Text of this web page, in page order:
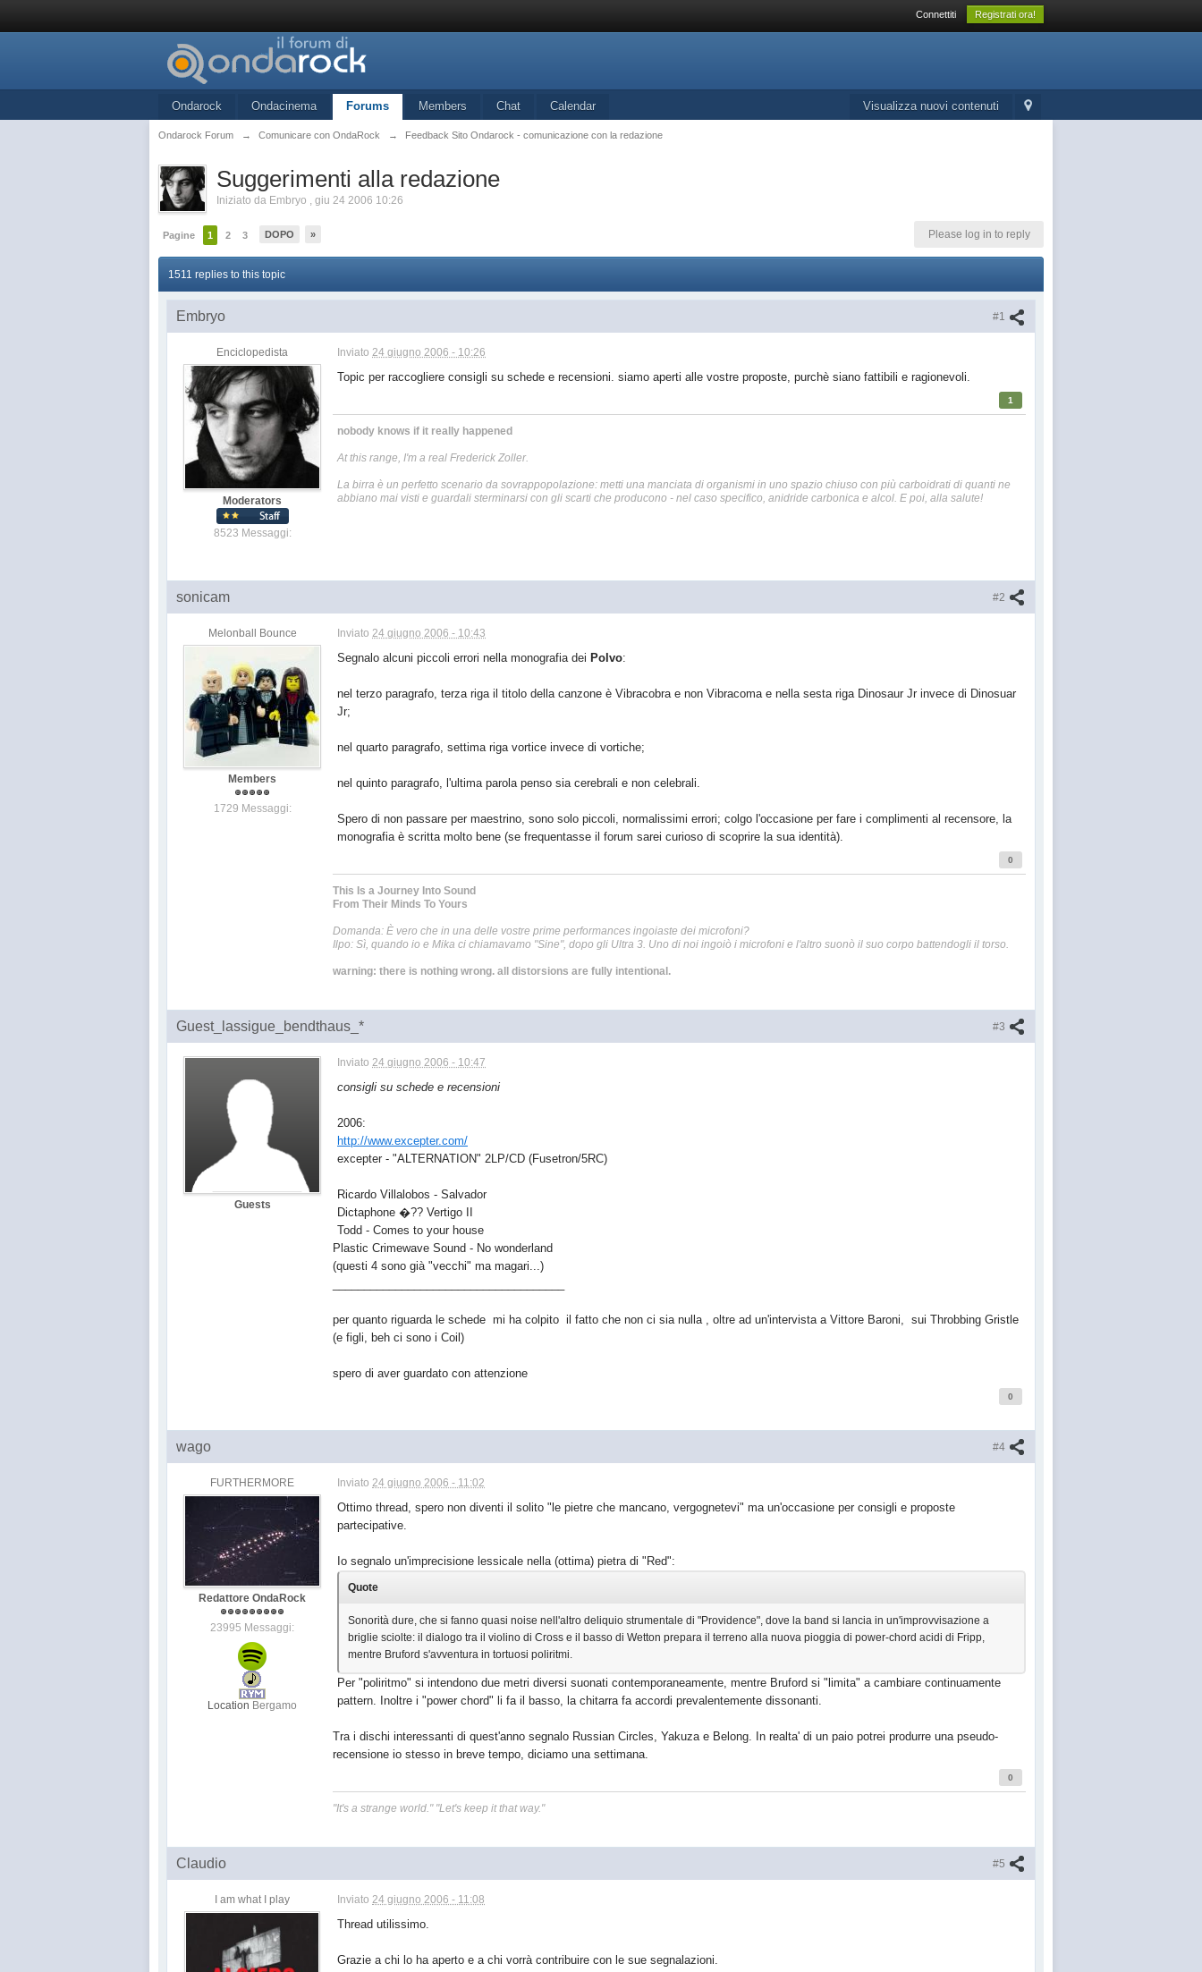
Connettiti Registrati ora!
Visualizza nuovi contenuti
Ondarock Ondacinema Forums Members Chat Calendar
Ondarock Forum → Comunicare con OndaRock → Feedback Sito Ondarock - comunicazione con la redazione
Suggerimenti alla redazione
Iniziato da Embryo , giu 24 2006 10:26
Pagine 1 2 3 DOPO » Please log in to reply
1511 replies to this topic
#1
Embryo
Enciclopedista
Moderators
8523 Messaggi:
Inviato 24 giugno 2006 - 10:26
Topic per raccogliere consigli su schede e recensioni. siamo aperti alle vostre proposte, purchè siano fattibili e ragionevoli.
1
nobody knows if it really happened
At this range, I'm a real Frederick Zoller.
La birra è un perfetto scenario da sovrappopolazione: metti una manciata di organismi in uno spazio chiuso con più carboidrati di quanti ne
abbiano mai visti e guardali sterminarsi con gli scarti che producono - nel caso specifico, anidride carbonica e alcol. E poi, alla salute!
#2
sonicam
Melonball Bounce
Members
1729 Messaggi:
Inviato 24 giugno 2006 - 10:43
Segnalo alcuni piccoli errori nella monografia dei Polvo:
nel terzo paragrafo, terza riga il titolo della canzone è Vibracobra e non Vibracoma e nella sesta riga Dinosaur Jr invece di Dinosuar
Jr;
nel quarto paragrafo, settima riga vortice invece di vortiche;
nel quinto paragrafo, l'ultima parola penso sia cerebrali e non celebrali.
Spero di non passare per maestrino, sono solo piccoli, normalissimi errori; colgo l'occasione per fare i complimenti al recensore, la
monografia è scritta molto bene (se frequentasse il forum sarei curioso di scoprire la sua identità).
0
This Is a Journey Into Sound
From Their Minds To Yours
Domanda: È vero che in una delle vostre prime performances ingoiaste dei microfoni?
Ilpo: Sì, quando io e Mika ci chiamavamo "Sine", dopo gli Ultra 3. Uno di noi ingoiò i microfoni e l'altro suonò il suo corpo battendogli il torso.
warning: there is nothing wrong. all distorsions are fully intentional.
#3
Guest_lassigue_bendthaus_*
Guests
Inviato 24 giugno 2006 - 10:47
consigli su schede e recensioni
2006:
http://www.excepter.com/
excepter - "ALTERNATION" 2LP/CD (Fusetron/5RC)
Ricardo Villalobos - Salvador
Dictaphone �?? Vertigo II
Todd - Comes to your house
Plastic Crimewave Sound - No wonderland
(questi 4 sono già "vecchi" ma magari...)
per quanto riguarda le schede mi ha colpito il fatto che non ci sia nulla , oltre ad un'intervista a Vittore Baroni, sui Throbbing Gristle
(e figli, beh ci sono i Coil)
spero di aver guardato con attenzione
0
#4
wago
FURTHERMORE
Redattore OndaRock
23995 Messaggi:
Location Bergamo
Inviato 24 giugno 2006 - 11:02
Ottimo thread, spero non diventi il solito "le pietre che mancano, vergognetevi" ma un'occasione per consigli e proposte
partecipative.
Io segnalo un'imprecisione lessicale nella (ottima) pietra di "Red":
Quote
Sonorità dure, che si fanno quasi noise nell'altro deliquio strumentale di "Providence", dove la band si lancia in un'improvvisazione a
briglie sciolte: il dialogo tra il violino di Cross e il basso di Wetton prepara il terreno alla nuova pioggia di power-chord acidi di Fripp,
mentre Bruford s'avventura in tortuosi poliritmi.
Per "poliritmo" si intendono due metri diversi suonati contemporaneamente, mentre Bruford si "limita" a cambiare continuamente
pattern. Inoltre i "power chord" li fa il basso, la chitarra fa accordi prevalentemente dissonanti.
Tra i dischi interessanti di quest'anno segnalo Russian Circles, Yakuza e Belong. In realta' di un paio potrei produrre una pseudo-
recensione io stesso in breve tempo, diciamo una settimana.
0
"It's a strange world." "Let's keep it that way."
#5
Claudio
I am what I play Inviato 24 giugno 2006 - 11:08
Thread utilissimo.
Grazie a chi lo ha aperto e a chi vorrà contribuire con le sue segnalazioni.